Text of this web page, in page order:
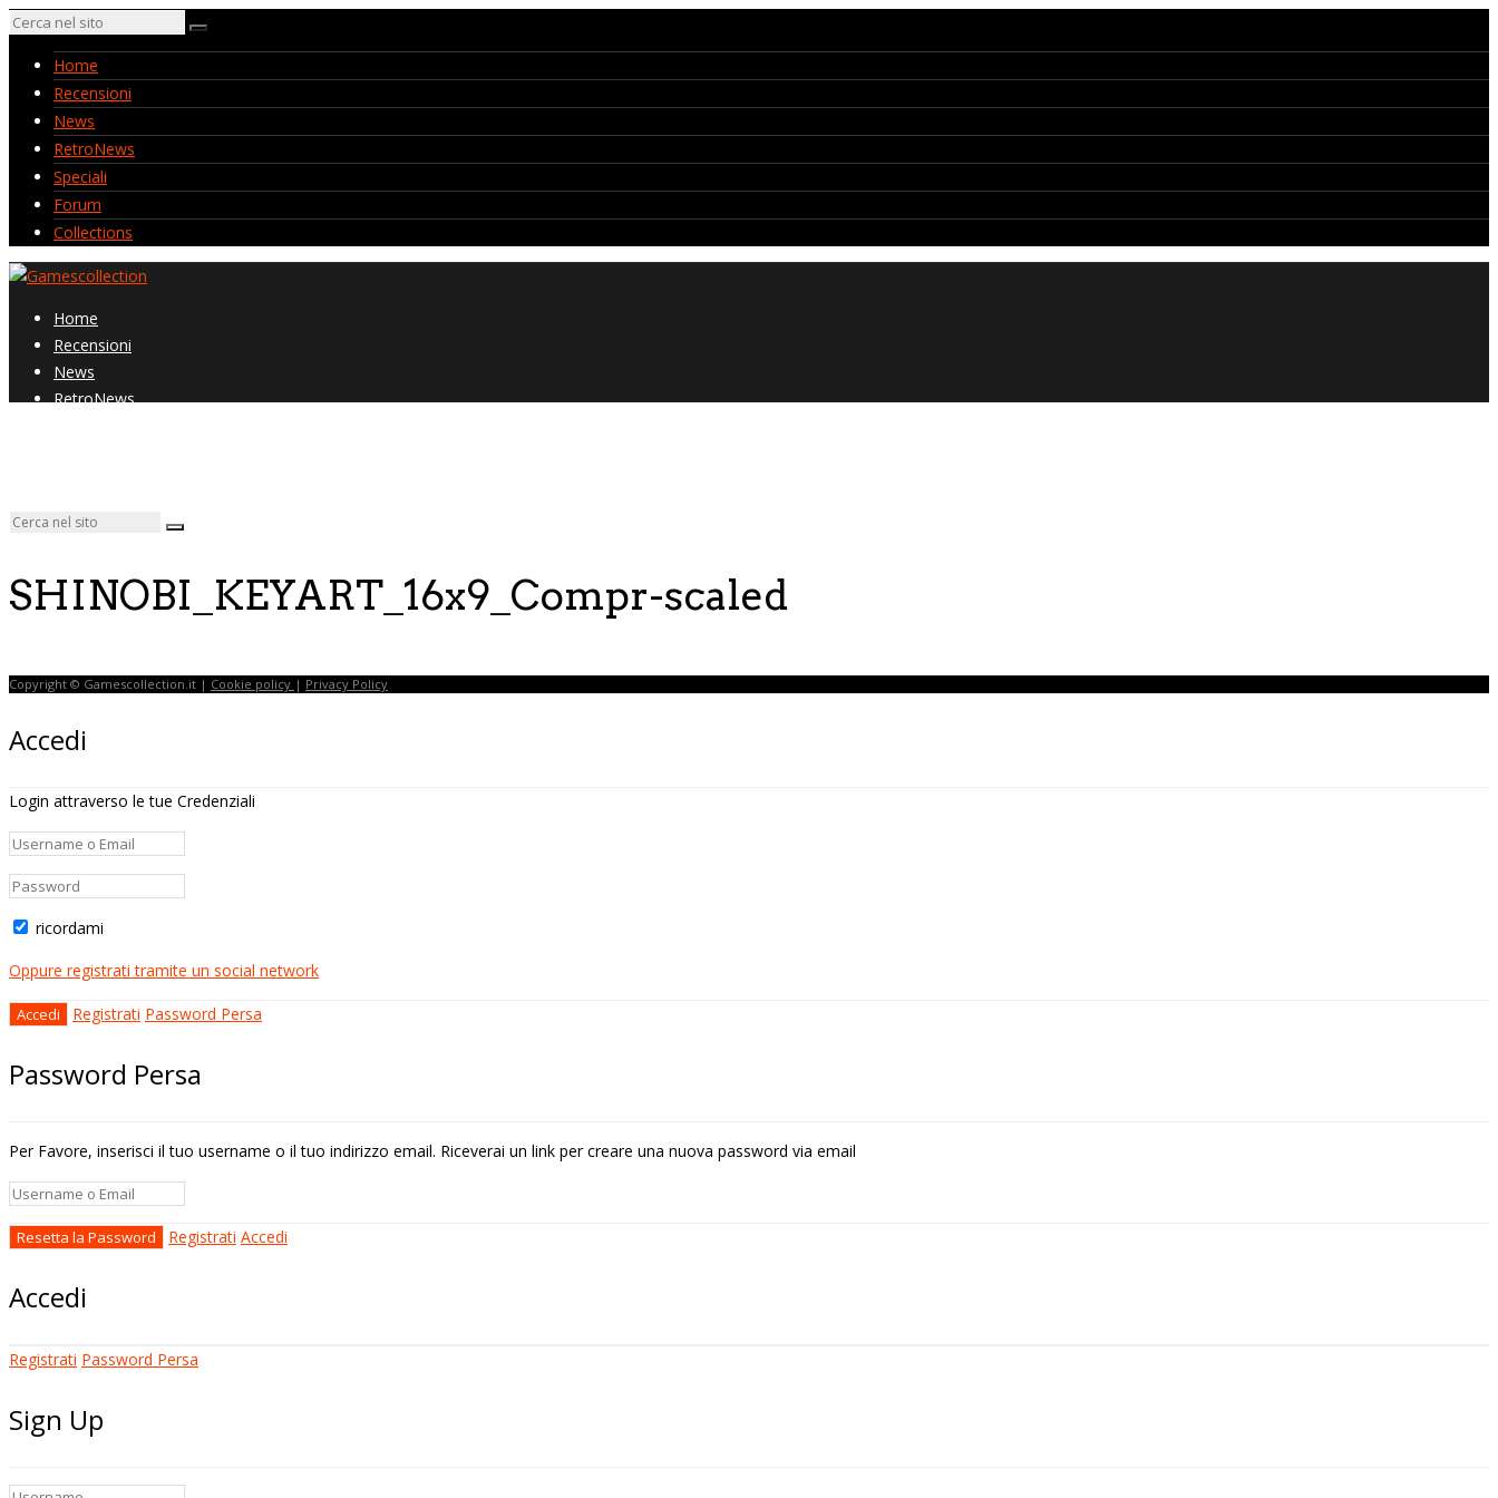
Home
Recensioni
News
RetroNews
Speciali
Forum
Collections
Home
Recensioni
News
RetroNews
SHINOBI_KEYART_16x9_Compr-scaled
Copyright © Gamescollection.it | Cookie policy | Privacy Policy
Accedi
Login attraverso le tue Credenziali
ricordami
Oppure registrati tramite un social network
Registrati Password Persa
Password Persa
Per Favore, inserisci il tuo username o il tuo indirizzo email. Riceverai un link per creare una nuova password via email
Registrati Accedi
Accedi
Registrati Password Persa
Sign Up